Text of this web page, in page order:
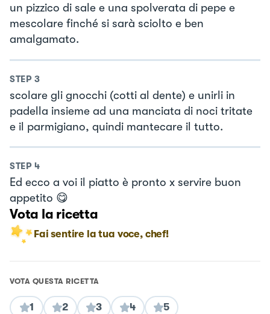
un pizzico di sale e una spolverata di pepe e
mescolare finché si sarà sciolto e ben
amalgamato.
STEP 3
scolare gli gnocchi (cotti al dente) e unirli in
padella insieme ad una manciata di noci tritate
e il parmigiano, quindi mantecare il tutto.
STEP 4
Ed ecco a voi il piatto è pronto x servire buon
appetito 😋
Vota la ricetta
Fai sentire la tua voce, chef!
VOTA QUESTA RICETTA
1 2 3 4 5